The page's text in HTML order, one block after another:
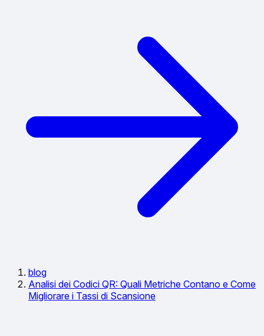
blog
Analisi dei Codici QR: Quali Metriche Contano e Come
Migliorare i Tassi di Scansione